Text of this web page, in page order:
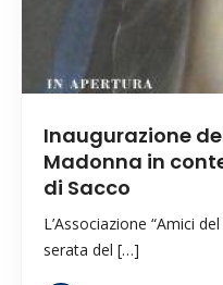
Inaugurazione
Madonna in
di Sacco
L’Associazione “Amici
serata del […]